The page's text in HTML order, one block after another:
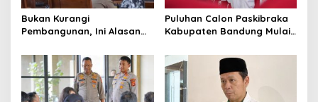
o
s
Bukan Kurangi
Pembangunan, Ini Alasan
Pengurangan Belanja
Daerah
Puluhan Calon Paskibraka
Kabupaten Bandung Mulai